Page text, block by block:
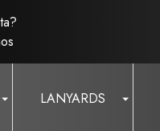
LANYARDS